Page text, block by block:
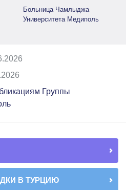
Больница Чамлыджа
Университета Медиполь
Группы
В ТУРЦИЮ